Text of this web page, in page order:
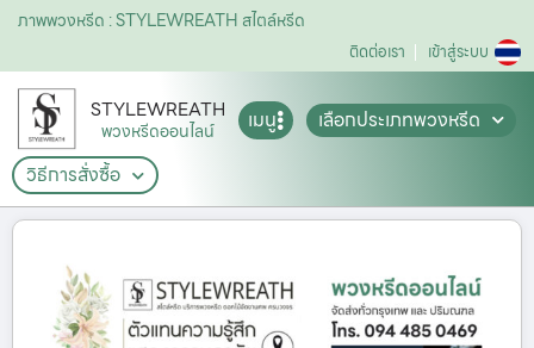
ภาพพวงหรีด : STYLEWREATH สไตล์หรีด
ติดต่อเรา เข้าสู่ระบบ
STYLEWREATH
พวงหรีดออนไลน์ เมนู
เลือกประเภทพวงหรีด
วิธีการสั่งซื้อ